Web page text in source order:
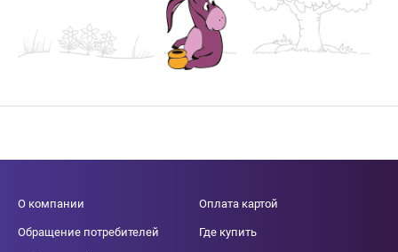
О компании
Обращение потребителей
Оплата картой
Где купить